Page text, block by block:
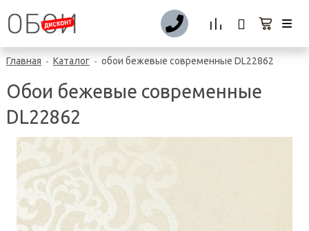
Главная - Каталог - обои бежевые современные DL22862
Обои бежевые современные
DL22862